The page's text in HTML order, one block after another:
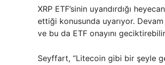
XRP ETF’sinin uyandırdığı
ettiği konusunda uyarıyor.
ve bu da ETF onayını
Seyffart, “Litecoin gibi bir şeyle